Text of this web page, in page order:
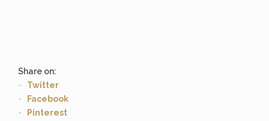
Share on:
Twitter
Facebook
Pinterest